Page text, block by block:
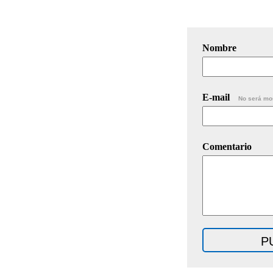
Nombre
E-mail No será
Comentario